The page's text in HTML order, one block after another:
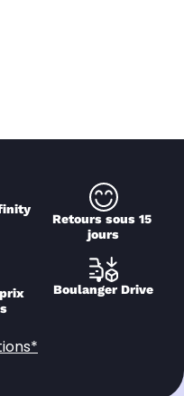
Retours sous 15
jours
Boulanger Drive